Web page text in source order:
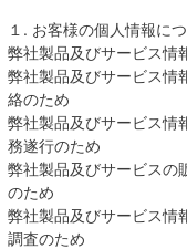
１. お客様の個人情報に
弊社製品及びサービス情
弊社製品及びサービス情
絡のため
弊社製品及びサービス情
務遂行のため
弊社製品及びサービスの
のため
弊社製品及びサービス情
調査のため